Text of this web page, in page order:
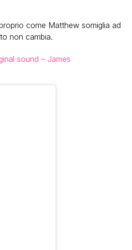
come Matthew somiglia ad
non cambia.
sound – James